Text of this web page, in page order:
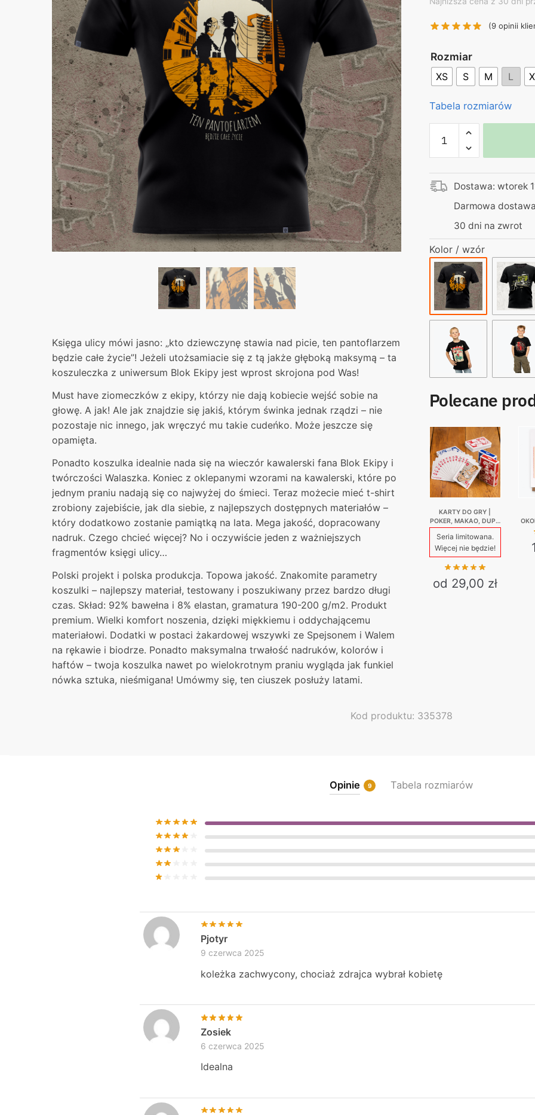
Księga ulicy mówi jasno: „kto dziewczynę stawia nad picie, ten pantoflarzem
będzie całe życie”! Jeżeli utożsamiacie się z tą jakże głęboką maksymą – ta
koszuleczka z uniwersum Blok Ekipy jest wprost skrojona pod Was!
Must have ziomeczków z ekipy, którzy nie dają kobiecie wejść sobie na
głowę. A jak! Ale jak znajdzie się jakiś, którym świnka jednak rządzi – nie
pozostaje nic innego, jak wręczyć mu takie cudeńko. Może jeszcze się
opamięta.
Ponadto koszulka idealnie nada się na wieczór kawalerski fana Blok Ekipy i
twórczości Walaszka. Koniec z oklepanymi wzorami na kawalerski, które po
jednym praniu nadają się co najwyżej do śmieci. Teraz możecie mieć t-shirt
zrobiony zajebiście, jak dla siebie, z najlepszych dostępnych materiałów –
który dodatkowo zostanie pamiątką na lata. Mega jakość, dopracowany
nadruk. Czego chcieć więcej? No i oczywiście jeden z ważniejszych
fragmentów księgi ulicy…
Polski projekt i polska produkcja. Topowa jakość. Znakomite parametry
koszulki – najlepszy materiał, testowany i poszukiwany przez bardzo długi
czas. Skład: 92% bawełna i 8% elastan, gramatura 190-200 g/m2. Produkt
premium. Wielki komfort noszenia, dzięki miękkiemu i oddychającemu
materiałowi. Dodatki w postaci żakardowej wszywki ze Spejsonem i Walem
na rękawie i biodrze. Ponadto maksymalna trwałość nadruków, kolorów i
haftów – twoja koszulka nawet po wielokrotnym praniu wygląda jak funkiel
nówka sztuka, nieśmigana! Umówmy się, ten ciuszek posłuży latami.
130,00 zł.
(9 opinii
Rozmiar
XS S M L
Tabela rozmiarów
Blok
Ekipa
|
Koszulka
czarna
kawalerski
na
prezent
dla
kumpla
Dostawa: wtorek
Darmowa
30 dni na zwrot
Kolor / wzór
Polecane
KARTY DO GRY |
POKER, MAKAO, DUPA
BISKUPA | EDYCJA 4
Seria limitowana.
Więcej nie będzie!
od 29,00 zł
product
Kod produktu: 335378
Opinie 9 Tabela rozmiarów
Pjotyr
9 czerwca 2025
koleżka zachwycony, chociaż zdrajca wybrał kobietę
Zosiek
6 czerwca 2025
Idealna